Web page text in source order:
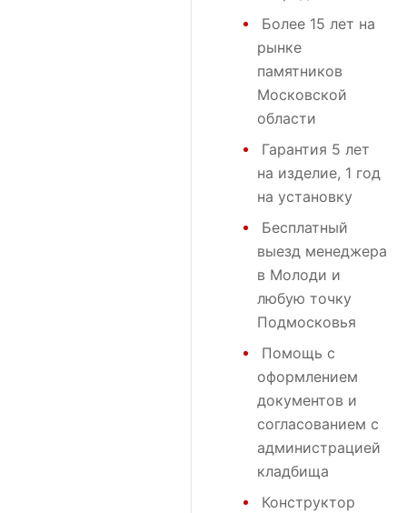
Более 15 лет на
рынке
памятников
Московской
области
Гарантия 5 лет
на изделие, 1 год
на установку
Бесплатный
выезд менеджера
в Молоди и
любую точку
Подмосковья
Помощь с
оформлением
документов и
согласованием с
администрацией
кладбища
Конструктор